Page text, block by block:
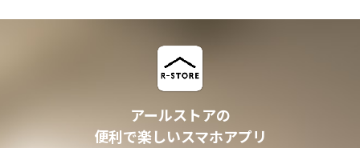
アールストアの
便利で楽しいスマホアプリ